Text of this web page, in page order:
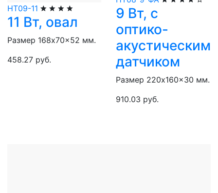
НТ09-11
11 Вт, овал
Размер 168x70x52 мм.
458.27 руб.
9 Вт, с
оптико-
акустическим
датчиком
Размер 220x160x30 мм.
910.03 руб.